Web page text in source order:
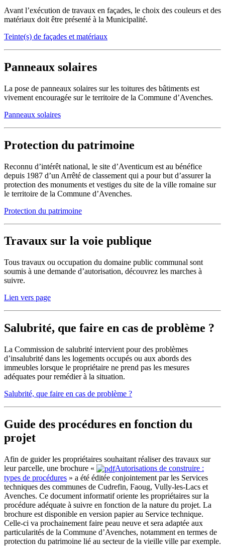
Avant l’exécution de travaux en façades, le choix des couleurs et des
matériaux doit être présenté à la Municipalité.
Teinte(s) de façades et matériaux
Panneaux solaires
La pose de panneaux solaires sur les toitures des bâtiments est
vivement encouragée sur le territoire de la Commune d’Avenches.
Panneaux solaires
Protection du patrimoine
Reconnu d’intérêt national, le site d’Aventicum est au bénéfice
depuis 1987 d’un Arrêté de classement qui a pour but d’assurer la
protection des monuments et vestiges du site de la ville romaine sur
le territoire de la Commune d’Avenches.
Protection du patrimoine
Travaux sur la voie publique
Tous travaux ou occupation du domaine public communal sont
soumis à une demande d’autorisation, découvrez les marches à
suivre.
Lien vers page
Salubrité, que faire en cas de problème ?
La Commission de salubrité intervient pour des problèmes
d’insalubrité dans les logements occupés ou aux abords des
immeubles lorsque le propriétaire ne prend pas les mesures
adéquates pour remédier à la situation.
Salubrité, que faire en cas de problème ?
Guide des procédures en fonction du
projet
Afin de guider les propriétaires souhaitant réaliser des travaux sur
leur parcelle, une brochure «
Autorisations de construire :
types de procédures » a été éditée conjointement par les Services
techniques des communes de Cudrefin, Faoug, Vully-les-Lacs et
Avenches. Ce document informatif oriente les propriétaires sur la
procédure adéquate à suivre en fonction de la nature du projet. La
brochure est disponible en version papier au Service technique.
Celle-ci va prochainement faire peau neuve et sera adaptée aux
particularités de la Commune d’Avenches, notamment en termes de
protection du patrimoine lié au secteur de la vieille ville par exemple.